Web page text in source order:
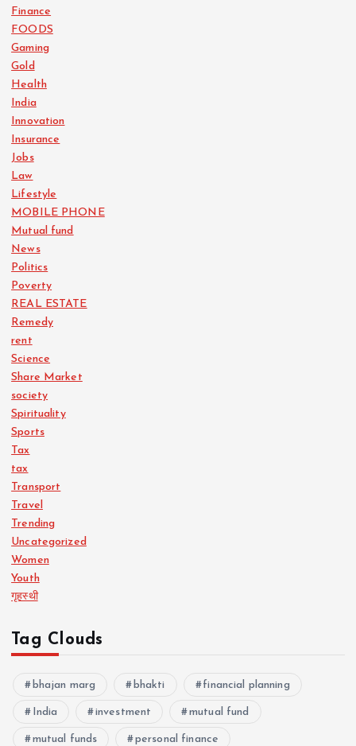
Finance
FOODS
Gaming
Gold
Health
India
Innovation
Insurance
Jobs
Law
Lifestyle
MOBILE PHONE
Mutual fund
News
Politics
Poverty
REAL ESTATE
Remedy
rent
Science
Share Market
society
Spirituality
Sports
Tax
tax
Transport
Travel
Trending
Uncategorized
Women
Youth
गृहस्थी
Tag Clouds
bhajan marg bhakti financial planning
India investment mutual fund
mutual funds personal finance